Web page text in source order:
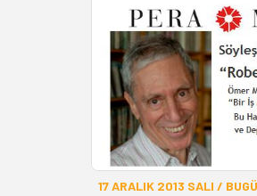
17 ARALIK 2013 SALI /